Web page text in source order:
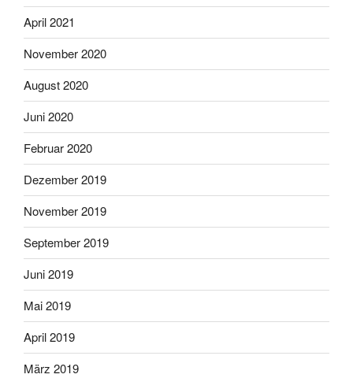
April 2021
November 2020
August 2020
Juni 2020
Februar 2020
Dezember 2019
November 2019
September 2019
Juni 2019
Mai 2019
April 2019
März 2019